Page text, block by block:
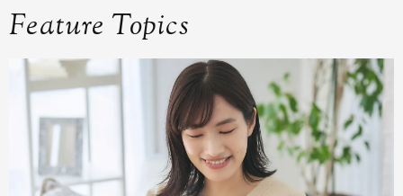
Feature Topics